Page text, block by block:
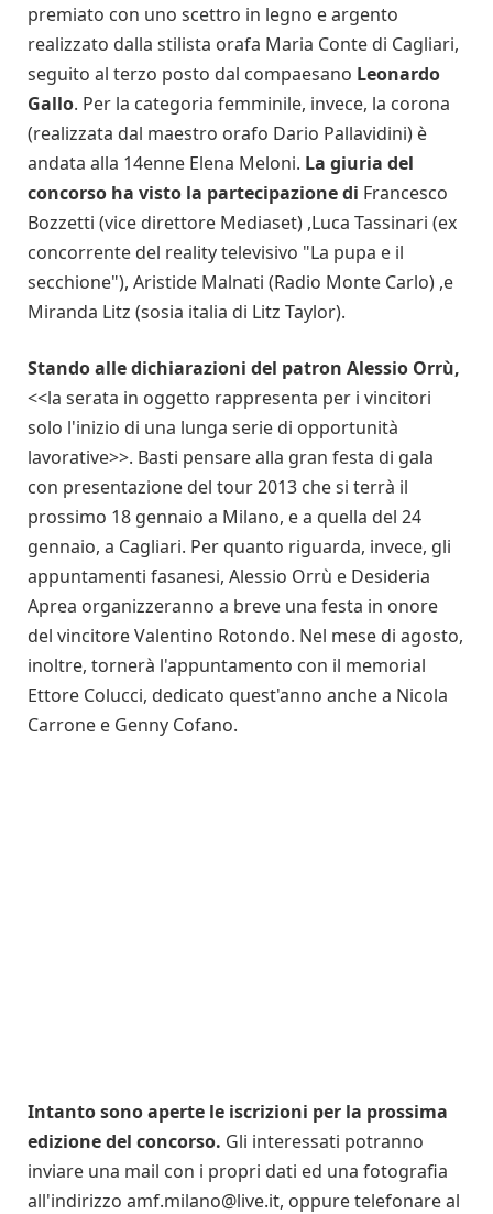
premiato con uno scettro in legno e argento
realizzato dalla stilista orafa Maria Conte di Cagliari,
seguito al terzo posto dal compaesano Leonardo
Gallo. Per la categoria femminile, invece, la corona
(realizzata dal maestro orafo Dario Pallavidini) è
andata alla 14enne Elena Meloni. La giuria del
concorso ha visto la partecipazione di Francesco
Bozzetti (vice direttore Mediaset) ,Luca Tassinari (ex
concorrente del reality televisivo "La pupa e il
secchione"), Aristide Malnati (Radio Monte Carlo) ,e
Miranda Litz (sosia italia di Litz Taylor).
Stando alle dichiarazioni del patron Alessio Orrù,
<<la serata in oggetto rappresenta per i vincitori
solo l'inizio di una lunga serie di opportunità
lavorative>>. Basti pensare alla gran festa di gala
con presentazione del tour 2013 che si terrà il
prossimo 18 gennaio a Milano, e a quella del 24
gennaio, a Cagliari. Per quanto riguarda, invece, gli
appuntamenti fasanesi, Alessio Orrù e Desideria
Aprea organizzeranno a breve una festa in onore
del vincitore Valentino Rotondo. Nel mese di agosto,
inoltre, tornerà l'appuntamento con il memorial
Ettore Colucci, dedicato quest'anno anche a Nicola
Carrone e Genny Cofano.
Intanto sono aperte le iscrizioni per la prossima
edizione del concorso. Gli interessati potranno
inviare una mail con i propri dati ed una fotografia
all'indirizzo amf.milano@live.it, oppure telefonare al